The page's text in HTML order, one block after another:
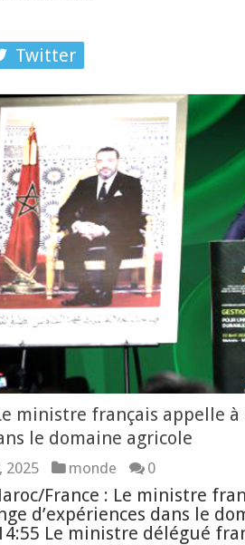
Twitter
ministre français appelle à
le domaine agricole
2025 monde 0
France : Le ministre
d’expériences dans le
Le ministre délégué